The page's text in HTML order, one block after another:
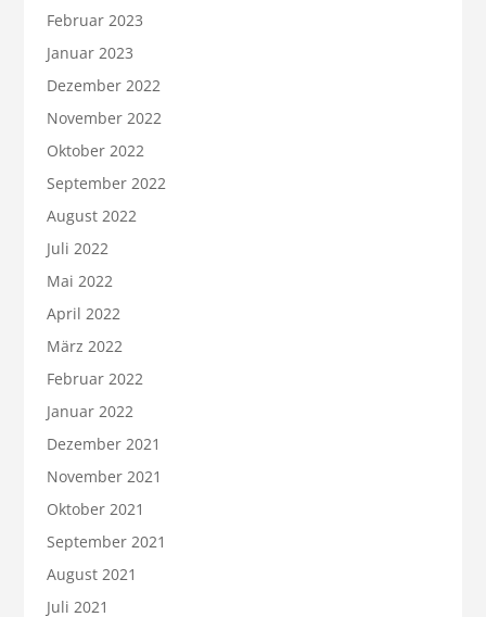
Februar 2023
Januar 2023
Dezember 2022
November 2022
Oktober 2022
September 2022
August 2022
Juli 2022
Mai 2022
April 2022
März 2022
Februar 2022
Januar 2022
Dezember 2021
November 2021
Oktober 2021
September 2021
August 2021
Juli 2021